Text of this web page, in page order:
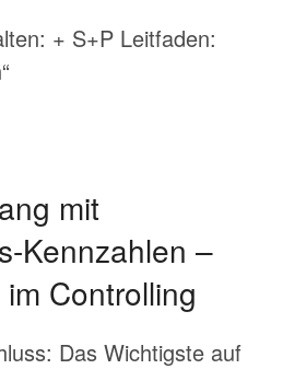
+ S+P Leitfaden:
mit
Kennzahlen –
Controlling
Das Wichtigste auf